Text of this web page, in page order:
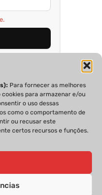
Para fornecer as melhores
para armazenar e/ou
o uso dessas
como o comportamento de
ou recusar este
certos recursos e funções.
ESTATUTO EDITORIAL